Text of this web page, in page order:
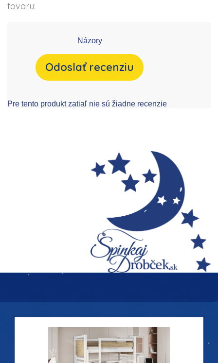
tovaru:
Názory
Odoslať recenziu
Pre tento produkt zatiaľ nie sú žiadne recenzie